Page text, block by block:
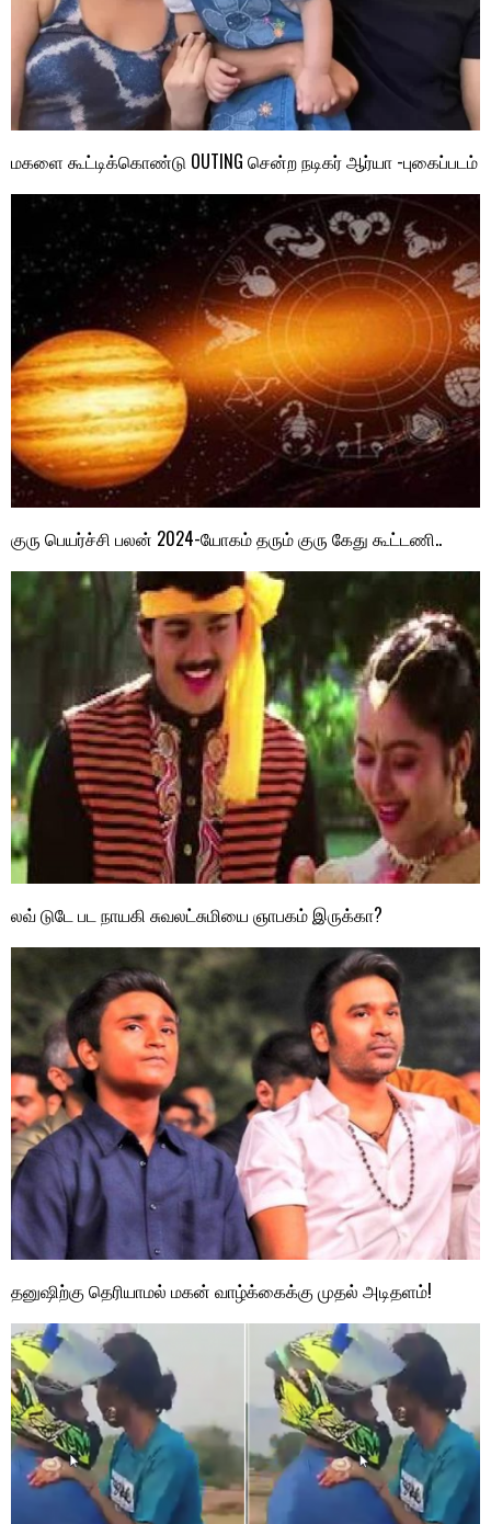
மகளை கூட்டிக்கொண்டு OUTING சென்ற நடிகர் ஆர்யா -புகைப்படம்
குரு பெயர்ச்சி பலன் 2024-யோகம் தரும் குரு கேது கூட்டணி..
லவ் டுடே பட நாயகி சுவலட்சுமியை ஞாபகம் இருக்கா?
தனுஷிற்கு தெரியாமல் மகன் வாழ்க்கைக்கு முதல் அடிதளம்!